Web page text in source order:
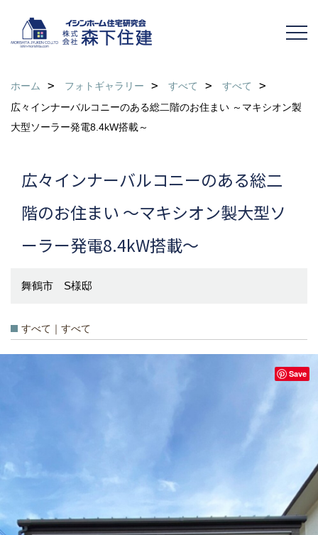
ホーム フォトギャラリー すべて
すべて
広々インナーバルコニーのある総二階のお住まい ～マキシオン製
大型ソーラー発電8.4kW搭載～
広々インナーバルコニーのある総二
階のお住まい ～マキシオン製大型ソ
ーラー発電8.4kW搭載～
舞鶴市 S様邸
すべて｜すべて
Save